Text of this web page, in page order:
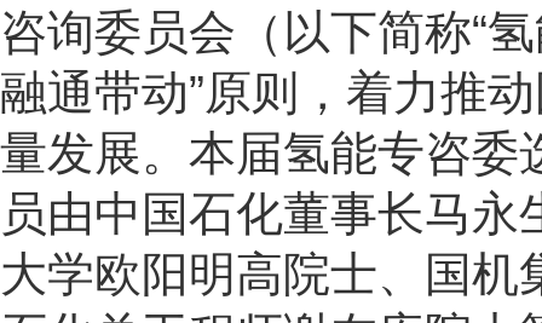
咨询委员会（以下简称“
融通带动”原则，着力推
量发展。本届氢能专咨委
员由中国石化董事长马
大学欧阳明高院士、国